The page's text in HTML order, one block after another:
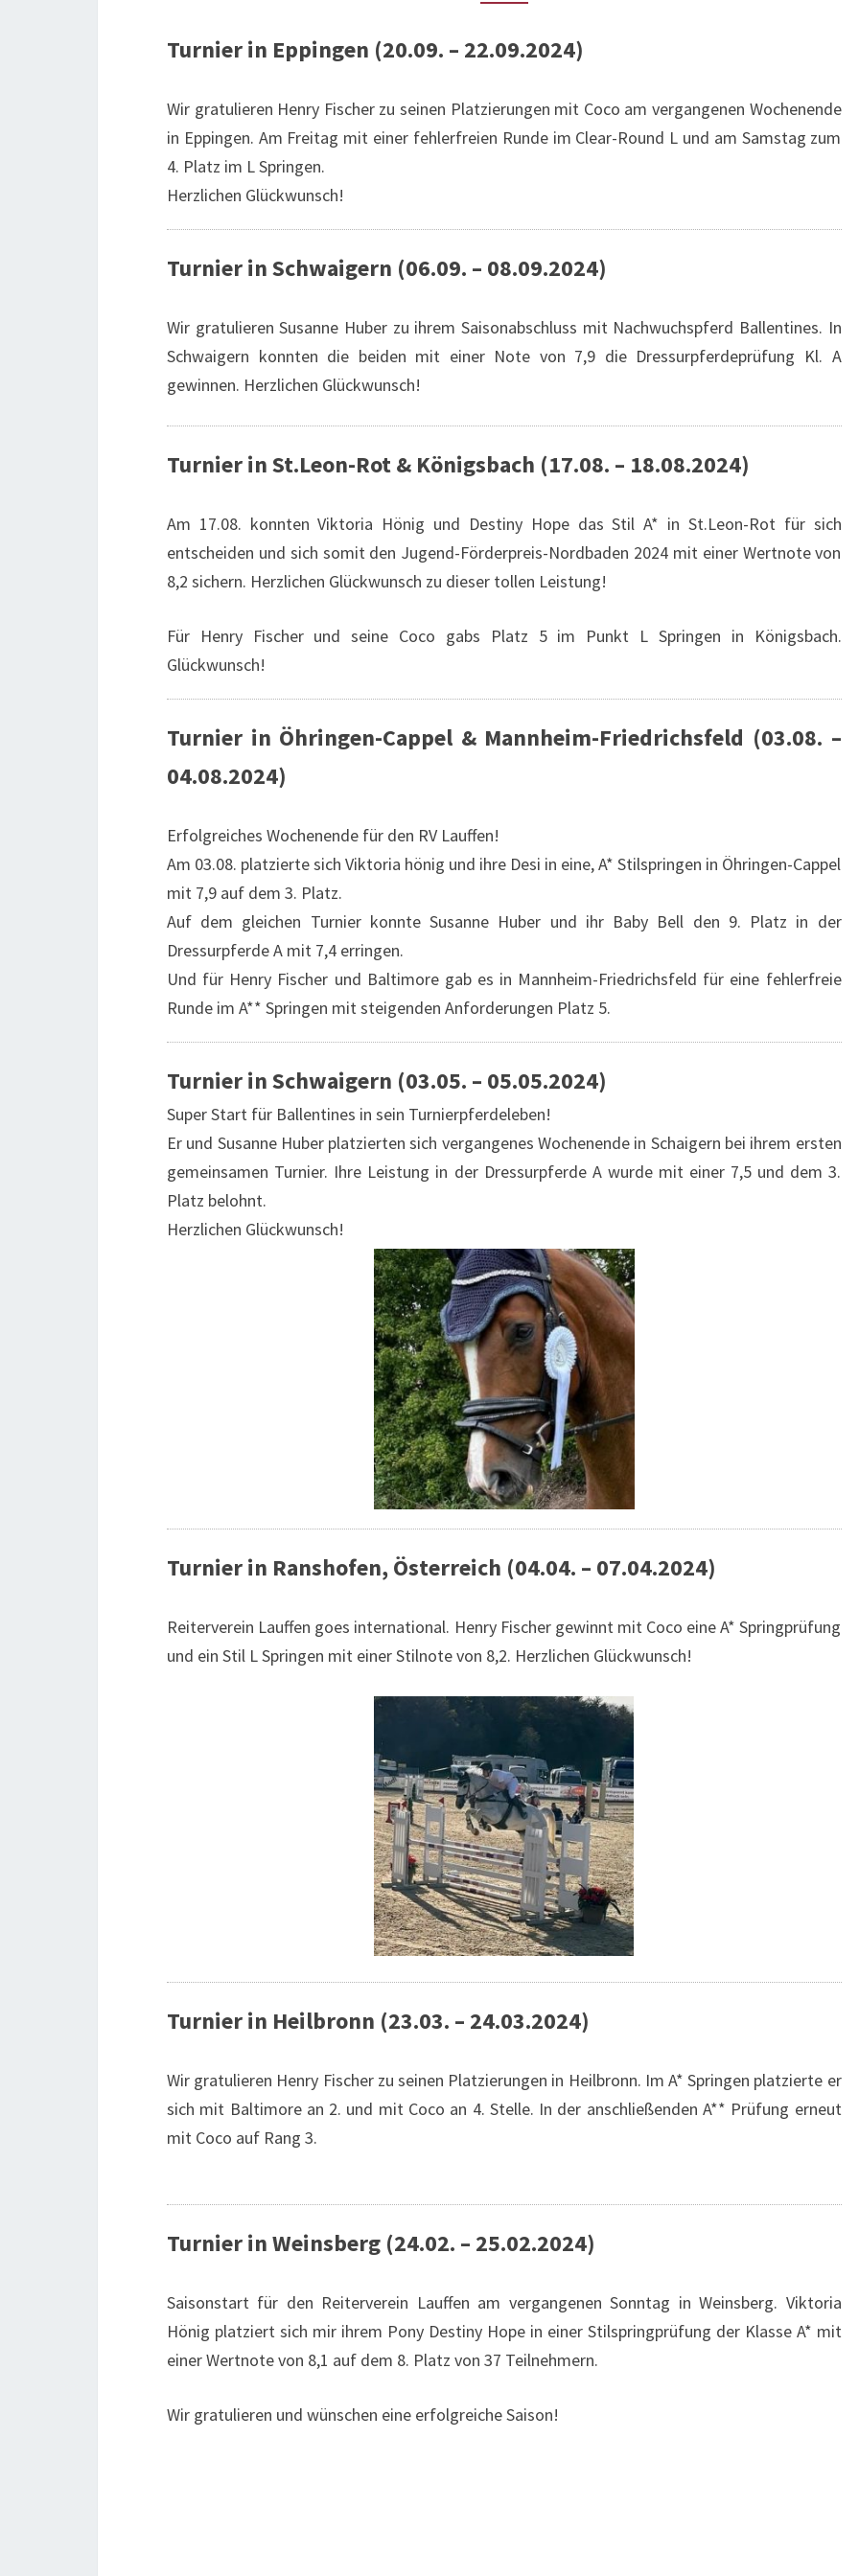
Turnier in Eppingen (20.09. – 22.09.2024)
Wir gratulieren Henry Fischer zu seinen Platzierungen mit Coco am vergangenen Wochenende
in Eppingen. Am Freitag mit einer fehlerfreien Runde im Clear-Round L und am Samstag zum
4. Platz im L Springen.
Herzlichen Glückwunsch!
Turnier in Schwaigern (06.09. – 08.09.2024)
Wir gratulieren Susanne Huber zu ihrem Saisonabschluss mit Nachwuchspferd Ballentines. In
Schwaigern konnten die beiden mit einer Note von 7,9 die Dressurpferdeprüfung Kl. A
gewinnen. Herzlichen Glückwunsch!
Turnier in St.Leon-Rot & Königsbach (17.08. – 18.08.2024)
Am 17.08. konnten Viktoria Hönig und Destiny Hope das Stil A* in St.Leon-Rot für sich
entscheiden und sich somit den Jugend-Förderpreis-Nordbaden 2024 mit einer Wertnote von
8,2 sichern. Herzlichen Glückwunsch zu dieser tollen Leistung!
Für Henry Fischer und seine Coco gabs Platz 5 im Punkt L Springen in Königsbach.
Glückwunsch!
Turnier in Öhringen-Cappel & Mannheim-Friedrichsfeld (03.08. –
04.08.2024)
Erfolgreiches Wochenende für den RV Lauffen!
Am 03.08. platzierte sich Viktoria hönig und ihre Desi in eine, A* Stilspringen in Öhringen-Cappel
mit 7,9 auf dem 3. Platz.
Auf dem gleichen Turnier konnte Susanne Huber und ihr Baby Bell den 9. Platz in der
Dressurpferde A mit 7,4 erringen.
Und für Henry Fischer und Baltimore gab es in Mannheim-Friedrichsfeld für eine fehlerfreie
Runde im A** Springen mit steigenden Anforderungen Platz 5.
Turnier in Schwaigern (03.05. – 05.05.2024)
Super Start für Ballentines in sein Turnierpferdeleben!
Er und Susanne Huber platzierten sich vergangenes Wochenende in Schaigern bei ihrem ersten
gemeinsamen Turnier. Ihre Leistung in der Dressurpferde A wurde mit einer 7,5 und dem 3.
Platz belohnt.
Herzlichen Glückwunsch!
Turnier in Ranshofen, Österreich (04.04. – 07.04.2024)
Reiterverein Lauffen goes international. Henry Fischer gewinnt mit Coco eine A* Springprüfung
und ein Stil L Springen mit einer Stilnote von 8,2. Herzlichen Glückwunsch!
Turnier in Heilbronn (23.03. – 24.03.2024)
Wir gratulieren Henry Fischer zu seinen Platzierungen in Heilbronn. Im A* Springen platzierte er
sich mit Baltimore an 2. und mit Coco an 4. Stelle. In der anschließenden A** Prüfung erneut
mit Coco auf Rang 3.
Turnier in Weinsberg (24.02. – 25.02.2024)
Saisonstart für den Reiterverein Lauffen am vergangenen Sonntag in Weinsberg. Viktoria
Hönig platziert sich mir ihrem Pony Destiny Hope in einer Stilspringprüfung der Klasse A* mit
einer Wertnote von 8,1 auf dem 8. Platz von 37 Teilnehmern.
Wir gratulieren und wünschen eine erfolgreiche Saison!